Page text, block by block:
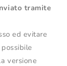
tramite
ed evitare
versione